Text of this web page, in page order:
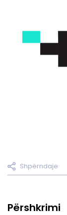
Shpërndaje
Përshkrimi